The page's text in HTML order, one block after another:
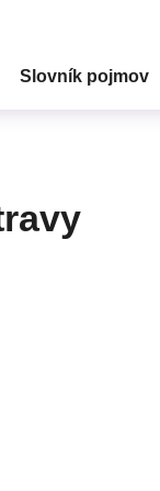
Slovník pojmov